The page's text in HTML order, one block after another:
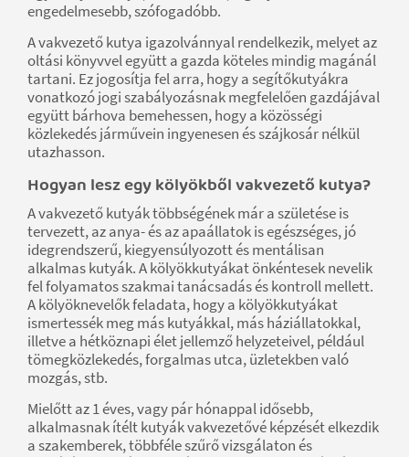
engedelmesebb, szófogadóbb.
A vakvezető kutya igazolvánnyal rendelkezik, melyet az
oltási könyvvel együtt a gazda köteles mindig magánál
tartani. Ez jogosítja fel arra, hogy a segítőkutyákra
vonatkozó jogi szabályozásnak megfelelően gazdájával
együtt bárhova bemehessen, hogy a közösségi
közlekedés járművein ingyenesen és szájkosár nélkül
utazhasson.
Hogyan lesz egy kölyökből vakvezető kutya?
A vakvezető kutyák többségének már a születése is
tervezett, az anya- és az apaállatok is egészséges, jó
idegrendszerű, kiegyensúlyozott és mentálisan
alkalmas kutyák. A kölyökkutyákat önkéntesek nevelik
fel folyamatos szakmai tanácsadás és kontroll mellett.
A kölyöknevelők feladata, hogy a kölyökkutyákat
ismertessék meg más kutyákkal, más háziállatokkal,
illetve a hétköznapi élet jellemző helyzeteivel, például
tömegközlekedés, forgalmas utca, üzletekben való
mozgás, stb.
Mielőtt az 1 éves, vagy pár hónappal idősebb,
alkalmasnak ítélt kutyák vakvezetővé képzését elkezdik
a szakemberek, többféle szűrő vizsgálaton és